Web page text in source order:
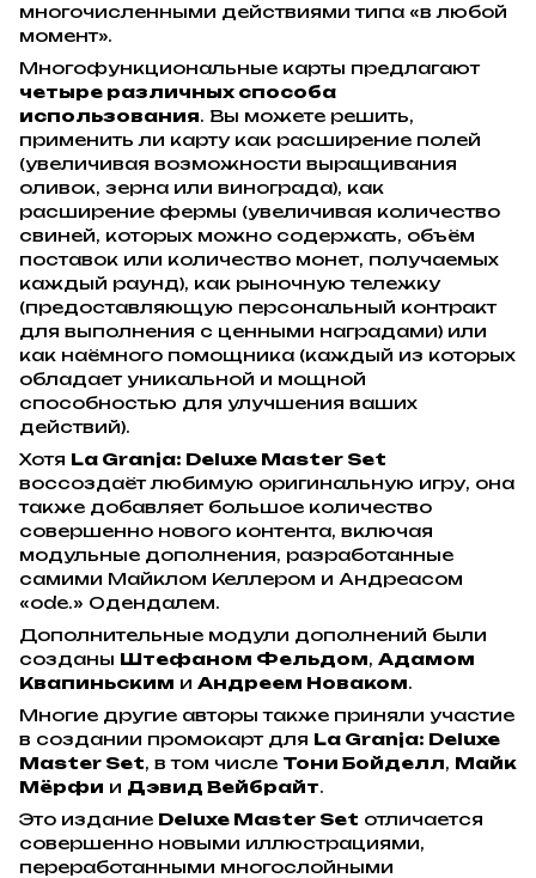
многочисленными действиями типа «в любой
момент».
Многофункциональные карты предлагают
четыре различных способа
использования. Вы можете решить,
применить ли карту как расширение полей
(увеличивая возможности выращивания
оливок, зерна или винограда), как
расширение фермы (увеличивая количество
свиней, которых можно содержать, объём
поставок или количество монет, получаемых
каждый раунд), как рыночную тележку
(предоставляющую персональный контракт
для выполнения с ценными наградами) или
как наёмного помощника (каждый из которых
обладает уникальной и мощной
способностью для улучшения ваших
действий).
Хотя La Granja: Deluxe Master Set
воссоздаёт любимую оригинальную игру, она
также добавляет большое количество
совершенно нового контента, включая
модульные дополнения, разработанные
самими Майклом Келлером и Андреасом
«ode.» Одендалем.
Дополнительные модули дополнений были
созданы Штефаном Фельдом, Адамом
Квапиньским и Андреем Новаком.
Многие другие авторы также приняли участие
в создании промокарт для La Granja: Deluxe
Master Set, в том числе Тони Бойделл, Майк
Мёрфи и Дэвид Вейбрайт.
Это издание Deluxe Master Set отличается
совершенно новыми иллюстрациями,
переработанными многослойными